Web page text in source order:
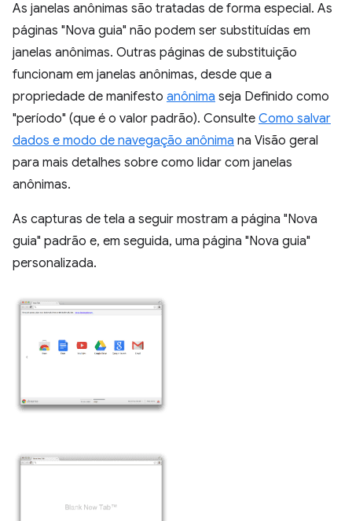
As janelas anônimas são tratadas de forma especial. As
páginas "Nova guia" não podem ser substituídas em
janelas anônimas. Outras páginas de substituição
funcionam em janelas anônimas, desde que a
propriedade de manifesto anônima seja Definido como
"período" (que é o valor padrão). Consulte Como salvar
dados e modo de navegação anônima na Visão geral
para mais detalhes sobre como lidar com janelas
anônimas.
As capturas de tela a seguir mostram a página "Nova
guia" padrão e, em seguida, uma página "Nova guia"
personalizada.